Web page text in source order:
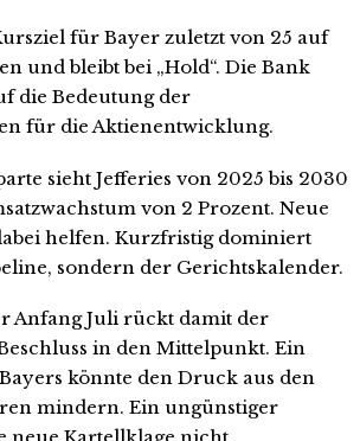
für Bayer zuletzt von 25 auf
und bleibt bei „Hold“. Die Bank
die Bedeutung der
für die Aktienentwicklung.
sieht Jefferies von 2025 bis 2030
von 2 Prozent. Neue
helfen. Kurzfristig dominiert
sondern der Gerichtskalender.
Anfang Juli rückt damit der
in den Mittelpunkt. Ein
könnte den Druck aus den
mindern. Ein ungünstiger